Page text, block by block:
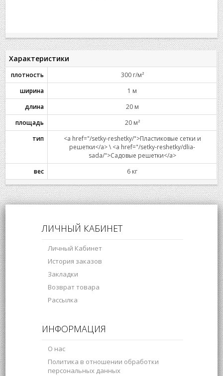
Характеристики
плотность
300 г/м²
ширина
1 м
длина
20 м
площадь
20 м²
тип
<a href="/setky-reshetky/">Пластиковые сетки и
решетки</a> \ <a href="/setky-reshetky/dlia-
sada/">Садовые решетки</a>
вес
6 кг
ЛИЧНЫЙ КАБИНЕТ
Личный Кабинет
История заказов
Закладки
Возврат товара
Рассылка
ИНФОРМАЦИЯ
О нас
Политика в отношении обработки
персональных данных